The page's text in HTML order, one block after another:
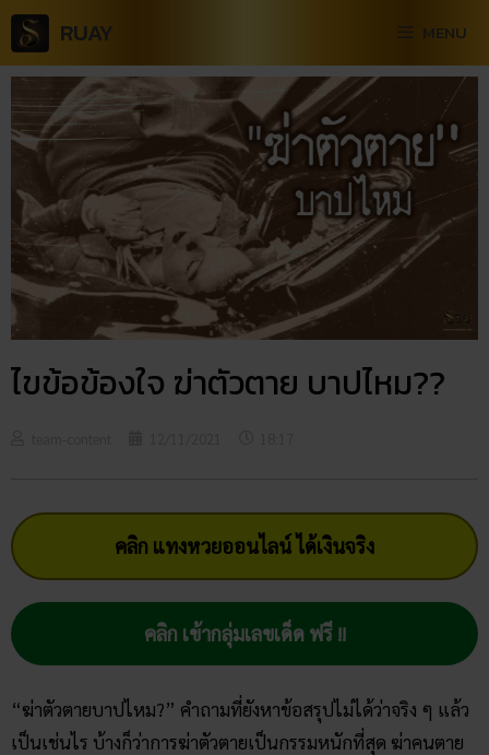
RUAY MENU
ไขข้อข้องใจ ฆ่าตัวตาย บาปไหม??
คลิก แทงหวยออนไลน์ ได้เงินจริง
คลิก เข้ากลุ่มเลขเด็ด ฟรี !!
“ฆ่าตัวตายบาปไหม?” คำถามที่ยังหาข้อสรุปไม่ได้ว่าจริง ๆ แล้ว
เป็นเช่นไร บ้างก็ว่าการฆ่าตัวตายเป็นกรรมหนักที่สุด ฆ่าคนตาย